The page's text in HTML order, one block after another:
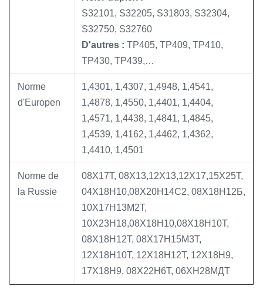
S32101, S32205, S31803, S32304,
S32750, S32760
D'autres : TP405, TP409, TP410,
TP430, TP439,…
Norme
d'Europen
1,4301, 1,4307, 1,4948, 1,4541,
1,4878, 1,4550, 1,4401, 1,4404,
1,4571, 1,4438, 1,4841, 1,4845,
1,4539, 1,4162, 1,4462, 1,4362,
1,4410, 1,4501
Norme de
la Russie
08Х17Т, 08Х13,12Х13,12Х17,15Х25Т,
04Х18Н10,08Х20Н14С2, 08Х18Н12Б,
10Х17Н13М2Т,
10Х23Н18,08Х18Н10,08Х18Н10Т,
08Х18Н12Т, 08Х17Н15М3Т,
12Х18Н10Т, 12Х18Н12Т, 12Х18Н9,
17Х18Н9, 08Х22Н6Т, 06ХН28МДТ